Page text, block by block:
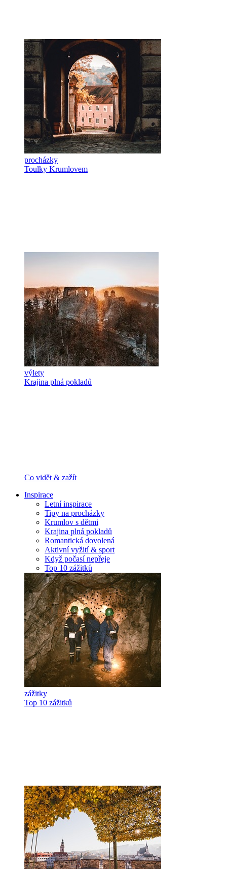
procházky
Toulky Krumlovem
výlety
Krajina plná pokladů
Co vidět & zažít
Inspirace
Letní inspirace
Tipy na procházky
Krumlov s dětmi
Krajina plná pokladů
Romantická dovolená
Aktivní vyžití & sport
Když počasí nepřeje
Top 10 zážitků
zážitky
Top 10 zážitků